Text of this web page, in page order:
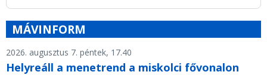
MÁVINFORM
2026. augusztus 7. péntek, 17.40
Helyreáll a menetrend a miskolci fővonalon